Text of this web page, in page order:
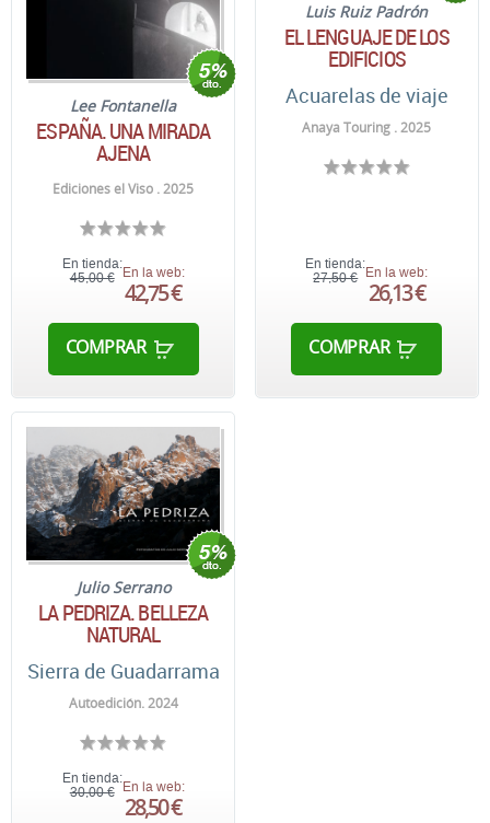
Lee Fontanella
ESPAÑA. UNA MIRADA
AJENA
Ediciones el Viso . 2025
En tienda:
45,00 € En la web:
42,75 €
COMPRAR
Luis Ruiz Padrón
EL LENGUAJE DE LOS
EDIFICIOS
Acuarelas de viaje
Anaya Touring . 2025
En tienda:
27,50 € En la web:
26,13 €
COMPRAR
Julio Serrano
LA PEDRIZA. BELLEZA
NATURAL
Sierra de Guadarrama
Autoedición. 2024
En tienda:
30,00 € En la web:
28,50 €